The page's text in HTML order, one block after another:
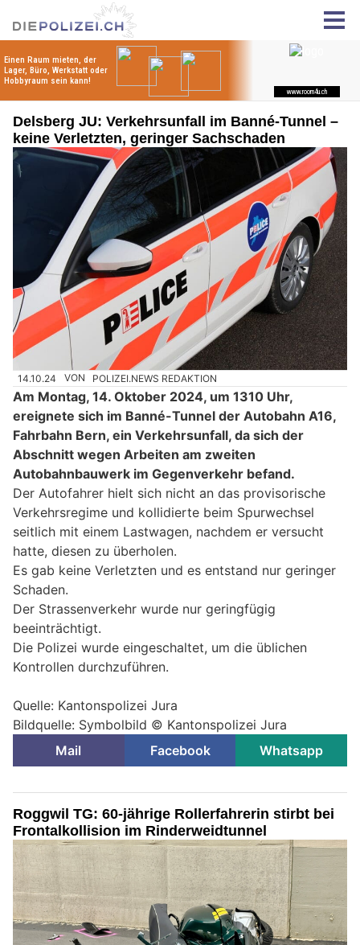
Delsberg JU: Verkehrsunfall im Banné-Tunnel –
keine Verletzten, geringer Sachschaden
14.10.24 VON POLIZEI.NEWS REDAKTION
Am Montag, 14. Oktober 2024, um 1310 Uhr,
ereignete sich im Banné-Tunnel der Autobahn A16,
Fahrbahn Bern, ein Verkehrsunfall, da sich der
Abschnitt wegen Arbeiten am zweiten
Autobahnbauwerk im Gegenverkehr befand.
Der Autofahrer hielt sich nicht an das provisorische
Verkehrsregime und kollidierte beim Spurwechsel
seitlich mit einem Lastwagen, nachdem er versucht
hatte, diesen zu überholen.
Es gab keine Verletzten und es entstand nur geringer
Schaden.
Der Strassenverkehr wurde nur geringfügig
beeinträchtigt.
Die Polizei wurde eingeschaltet, um die üblichen
Kontrollen durchzuführen.
Quelle: Kantonspolizei Jura
Bildquelle: Symbolbild © Kantonspolizei Jura
Mail
Facebook Whatsapp
Roggwil TG: 60-jährige Rollerfahrerin stirbt bei
Frontalkollision im Rinderweidtunnel